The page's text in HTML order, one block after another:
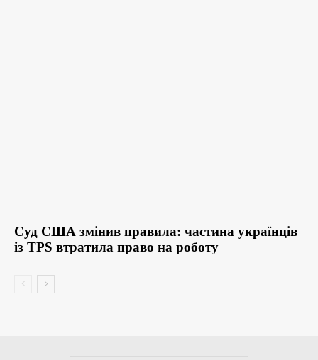
Суд США змінив правила: частина українців
із TPS втратила право на роботу